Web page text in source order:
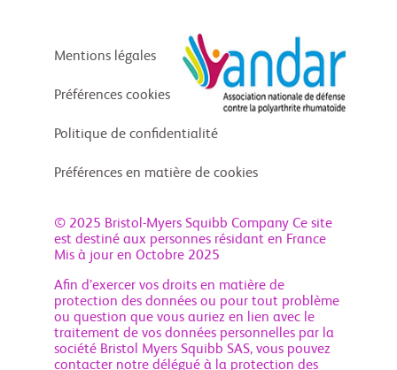
Mentions légales
Préférences cookies
Politique de confidentialité
Préférences en matière de cookies
© 2025 Bristol-Myers Squibb Company Ce site
est destiné aux personnes résidant en France
Mis à jour en Octobre 2025
Afin d’exercer vos droits en matière de
protection des données ou pour tout problème
ou question que vous auriez en lien avec le
traitement de vos données personnelles par la
société Bristol Myers Squibb SAS, vous pouvez
contacter notre délégué à la protection des